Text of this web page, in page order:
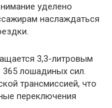
уделено
наслаждаться
3,3-литровым
лошадиных сил.
трансмиссией, что
переключения